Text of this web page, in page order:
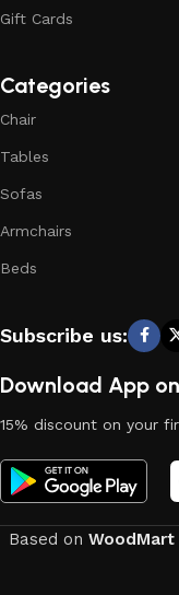
Gift Cards
Categories
Chair
Tables
Sofas
Armchairs
Beds
Subscribe us:
Download App
15% discount on your
Based on WoodMart